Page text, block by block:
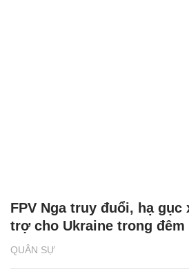
QUÂN SỰ
FPV Nga truy đuổi, hạ gục
trợ cho Ukraine trong đêm